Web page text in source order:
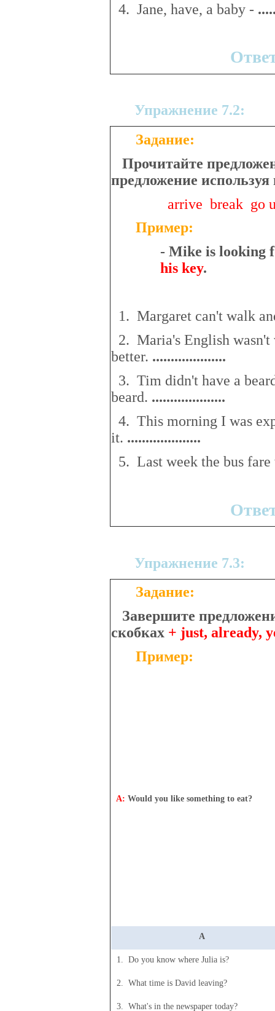
4. Jane, have, a baby - ..
Упражнение 7.2:
Задание:
Прочитайте
предложение
arrive break go
Пример:
- Mike is looking
his key.
1. Margaret can't walk
2. Maria's English
better. ....................
3. Tim didn't have a
beard. ....................
4. This morning I was
it. ....................
5. Last week the bus
Упражнение 7.3:
Задание:
Завершите
скобках + just, already,
Пример:
A: Would you like something to eat?
A
1. Do you know where Julia is?
2. What time is David leaving?
3. What's in the newspaper today?